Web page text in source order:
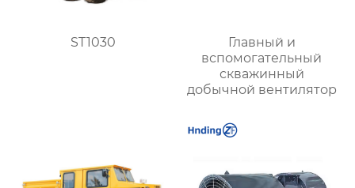
ST1030
Главный и
вспомогательный
скважинный
добычной вентилятор